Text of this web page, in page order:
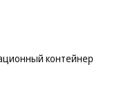
контейнер